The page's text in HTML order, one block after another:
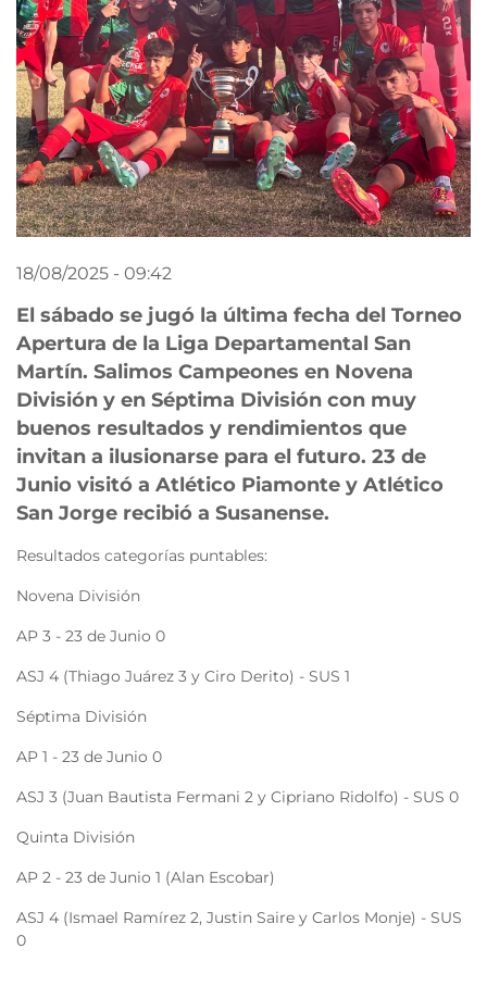
18/08/2025 - 09:42
El sábado se jugó la última fecha del Torneo
Apertura de la Liga Departamental San
Martín. Salimos Campeones en Novena
División y en Séptima División con muy
buenos resultados y rendimientos que
invitan a ilusionarse para el futuro. 23 de
Junio visitó a Atlético Piamonte y Atlético
San Jorge recibió a Susanense.
Resultados categorías puntables:
Novena División
AP 3 - 23 de Junio 0
ASJ 4 (Thiago Juárez 3 y Ciro Derito) - SUS 1
Séptima División
AP 1 - 23 de Junio 0
ASJ 3 (Juan Bautista Fermani 2 y Cipriano Ridolfo) - SUS 0
Quinta División
AP 2 - 23 de Junio 1 (Alan Escobar)
ASJ 4 (Ismael Ramírez 2, Justin Saire y Carlos Monje) - SUS
0